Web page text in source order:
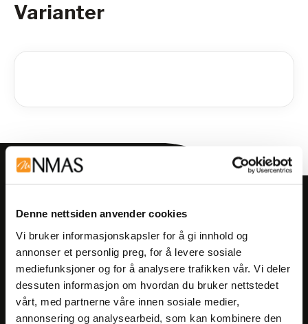
Denne nettsiden anvender cookies
Vi bruker informasjonskapsler for å gi innhold og
annonser et personlig preg, for å levere sosiale
mediefunksjoner og for å analysere trafikken vår. Vi deler
dessuten informasjon om hvordan du bruker nettstedet
vårt, med partnerne våre innen sosiale medier,
annonsering og analysearbeid, som kan kombinere den
Varianter
Meld deg på vårt nyhetsbrev!
arrangementer og kampanjer.
Meld på nyhetsbrev